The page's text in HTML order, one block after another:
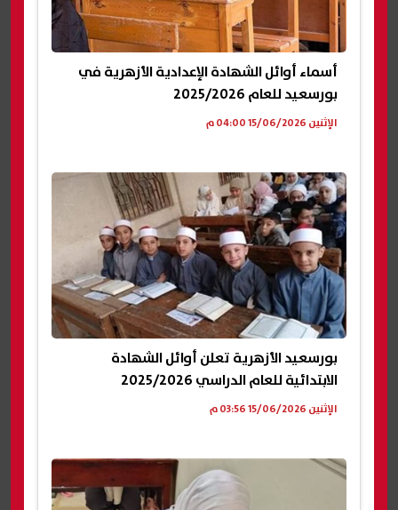
أسماء أوائل الشهادة الإعدادية الأزهرية في
بورسعيد للعام 2025/2026
الإثنين 15/06/2026 04:00 م
بورسعيد الأزهرية تعلن أوائل الشهادة
الابتدائية للعام الدراسي 2025/2026
الإثنين 15/06/2026 03:56 م